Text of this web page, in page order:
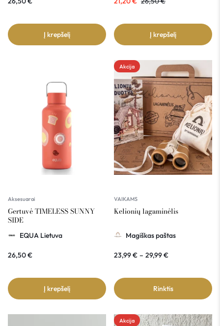
Į krepšelį Į krepšelį
Aksesuarai
Gertuvė TIMELESS SUNNY
SIDE
EQUA Lietuva
26,50€
Į krepšelį
Akcija
VAIKAMS
Kelionių lagaminėlis
Magiškas paštas
23,99€ – 29,99€
Rinktis
Akcija